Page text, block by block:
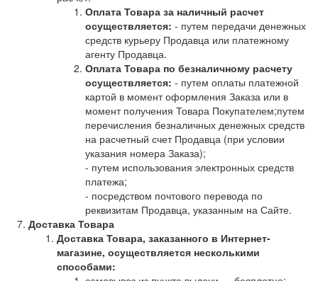
Оплата Товара за наличный расчет
осуществляется: - путем передачи денежных
средств курьеру Продавца или платежному
агенту Продавца.
Оплата Товара по безналичному расчету
осуществляется: - путем оплаты платежной
картой в момент оформления Заказа или в
момент получения Товара Покупателем;путем
перечисления безналичных денежных средств
на расчетный счет Продавца (при условии
указания номера Заказа);
- путем использования электронных средств
платежа;
- посредством почтового перевода по
реквизитам Продавца, указанным на Сайте.
Доставка Товара
Доставка Товара, заказанного в Интернет-
магазине, осуществляется несколькими
способами: